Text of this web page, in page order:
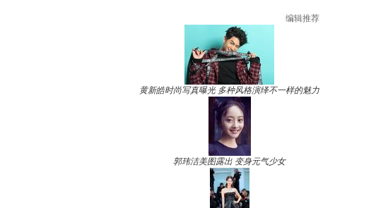
编辑推荐
黄新皓时尚写真曝光 多种风格演绎不一样的魅力
郭玮洁美图露出 变身元气少女